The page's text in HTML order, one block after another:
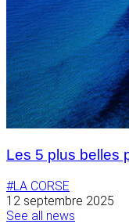
Les 5 plus belles
#LA CORSE
12 septembre 2025
See all news